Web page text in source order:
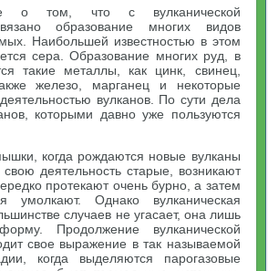
о том, что с вулканической
образование многих видов
Наибольшей известностью в этом
сера. Образование многих руд, в
такие металлы, как цинк, свинец,
железо, марганец и некоторые
вулканов. По сути дела
которыми давно уже пользуются
когда рождаются новые вулканы
деятельность старые, возникают
протекают очень бурно, а затем
умолкают. Однако вулканическая
случаев не угасает, она лишь
Продолжение вулканической
свое выражение в так называемой
когда выделяются парогазовые